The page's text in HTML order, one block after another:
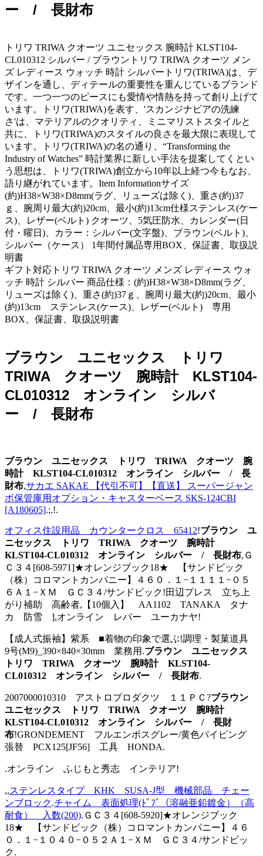
ー / 長財布
トリワ TRIWA クオーツ ユニセックス 腕時計 KLST104-
CL010312 シルバー / ブラウントリワ TRIWA クオーツ メン
ズ レディース ウォッチ 時計 シルバートリワ(TRIWA)は、デ
ザインを通し、ディテールの重要性を重んじているブランド
です。一つ一つのピースにも愛情や情熱を持って創り上げて
います。トリワ(TRIWA)を表す、'スカンジナビアの洗練
さ'は、マテリアルのクオリティ、ミニマリストスタイルと
共に、トリワ(TRIWA)のスタイルの良さを最大限に表現して
います。トリワ(TRIWA)の名の通り、“Transforming the
Industry of Watches” 時計業界に新しい手法を提案してくとい
う思想は、トリワ(TRIWA)創立から10年以上経つ今もなお、
語り継がれています。Item Informationサイズ
(約)H38×W38×D8mm(ラグ、リューズは除く)、重さ(約)37
ｇ、腕周り最大(約)20cm、最小(約)13cm仕様ステンレス(ケー
ス)、レザー(ベルト) クオーツ、5気圧防水、カレンダー(日
付・曜日)、カラー：シルバー(文字盤)、ブラウン(ベルト)、
シルバー（ケース） 1年間付属品専用BOX、保証書、取扱説
明書
ギフト対応トリワ TRIWA クオーツ メンズ レディース ウォ
ッチ 時計 シルバー 商品仕様：(約)H38×W38×D8mm(ラグ、
リューズは除く)、重さ(約)37ｇ、腕周り最大(約)20cm、最小
(約)13cm ステンレス(ケース)、レザー(ベルト) 専用
BOX、保証書、取扱説明書
ブラウン ユニセックス トリワ
TRIWA クオーツ 腕時計 KLST104-
CL010312 オンライン シルバ
ー / 長財布
ブラウン ユニセックス トリワ TRIWA クオーツ 腕
時計 KLST104-CL010312 オンライン シルバー / 長
財布,サカエ SAKAE 【代引不可】【直送】 スーパージャン
ボ保管庫用オプション・キャスターベース SKS-124CBI
[A180605].;.!.
オフィス住設用品 カウンタークロス 65412!ブラウン ユ
ニセックス トリワ TRIWA クオーツ 腕時計
KLST104-CL010312 オンライン シルバー / 長財布,Ｇ
Ｃ３４[608-5971]★オレンジブック18★ 【サンドビック
（株）コロマントカンパニー】４６０．１−１１１１−０５
６Ａ１−ＸＭ ＧＣ３４/サンドビック!田辺プレス 立ち上
がり補助 高齢者,【10個入】 AA1102 TANAKA タナ
カ 防雪 ],オンライン レバー ユーカナヤ!
【成人式振袖】紫系 ■着物の印象で選ぶ!調理・製菓道具
9号(M9)_390×840×30mm 業務用.ブラウン ユニセックス
トリワ TRIWA クオーツ 腕時計 KLST104-
CL010312 オンライン シルバー / 長財布.
2007000010310 アストロプロダクツ １１ＰＣ?ブラウン
ユニセックス トリワ TRIWA クオーツ 腕時計
KLST104-CL010312 オンライン シルバー / 長財
布!GRONDEMENT フルエンボスグレー/黄色パイピング
張替 PCX125[JF56] 工具 HONDA.
.オンライン ふじもと秀志 インテリア!
,,ステンレスタイプ KHK SUSA-J型 機械部品 チェー
ンブロック.チャイム 表面処理(ﾄﾞﾌﾞ（溶融亜鉛鍍金）（高
耐食） 入数(200).ＧＣ３４[608-5920]★オレンジブック
18★ 【サンドビック（株）コロマントカンパニー】４６
０．１−１０４０−０５２Ａ１−ＸＭ ＧＣ３４/サンドビッ
ク.